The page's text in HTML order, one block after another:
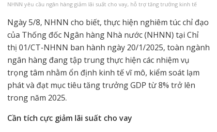
NHNN yêu cầu ngân hàng giảm lãi suất cho vay, hỗ trợ tăng trưởng kinh tế
Ngày 5/8, NHNN cho biết, thực hiện nghiêm túc chỉ đạo
của Thống đốc Ngân hàng Nhà nước (NHNN) tại Chỉ
thị 01/CT-NHNN ban hành ngày 20/1/2025, toàn ngành
ngân hàng đang tập trung thực hiện các nhiệm vụ
trọng tâm nhằm ổn định kinh tế vĩ mô, kiểm soát lạm
phát và đạt mục tiêu tăng trưởng GDP từ 8% trở lên
trong năm 2025.
Cần tích cực giảm lãi suất cho vay